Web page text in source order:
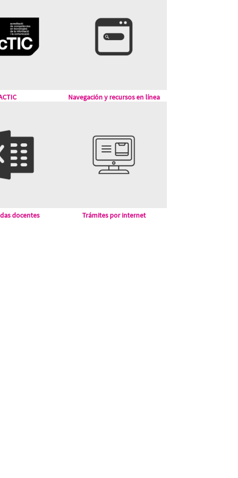
Navegación y recursos en línea
docentes Trámites por internet